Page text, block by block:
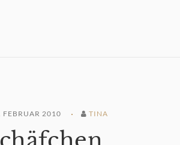
FEBRUAR 2010 TINA